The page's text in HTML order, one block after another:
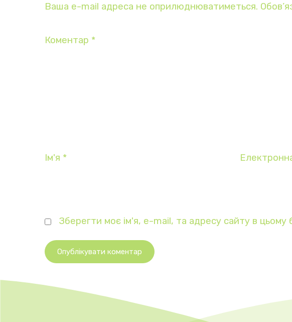
Ваша e-mail адреса не оприлюднюватиметься.
Коментар *
Ім'я *
Зберегти моє ім'я, e-mail, та адресу сайту в цьому
Опублікувати коментар